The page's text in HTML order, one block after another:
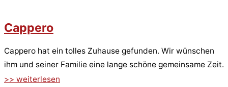
Cappero
Cappero hat ein tolles Zuhause gefunden. Wir wünschen
ihm und seiner Familie eine lange schöne gemeinsame Zeit.
>> weiterlesen